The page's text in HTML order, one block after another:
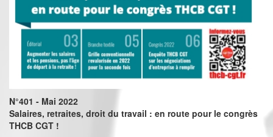
N°401 - Mai 2022
Salaires, retraites, droit du travail : en route pour le congrès
THCB CGT !